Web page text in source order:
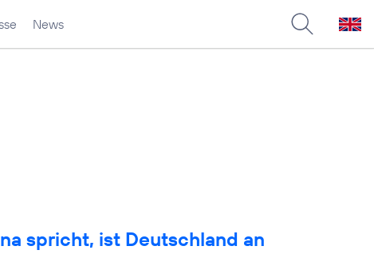
News
spricht, ist Deutschland an